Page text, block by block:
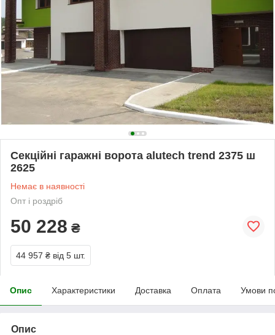
Секційні гаражні ворота alutech trend 2375 ш
2625
Немає в наявності
Опт і роздріб
50 228 ₴
44 957 ₴ від 5 шт.
Опис Характеристики Доставка Оплата Умови
Опис